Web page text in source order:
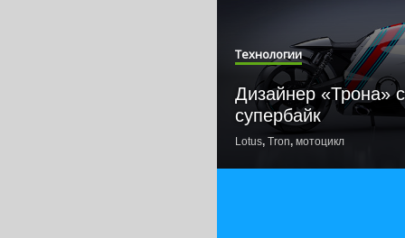
Технологии
Дизайнер «Трона»
супербайк
Lotus, Tron, мотоцикл